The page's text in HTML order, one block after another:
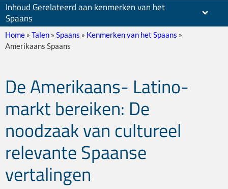
Inhoud Gerelateerd aan kenmerken van het
Spaans
Castiliaans Spaans
Latijns-Amerikaans Spaans
Home » Talen » Spaans » Kenmerken van het Spaans »
Amerikaans Spaans
De Amerikaans- Latino-
markt bereiken: De
noodzaak van cultureel
relevante Spaanse
vertalingen